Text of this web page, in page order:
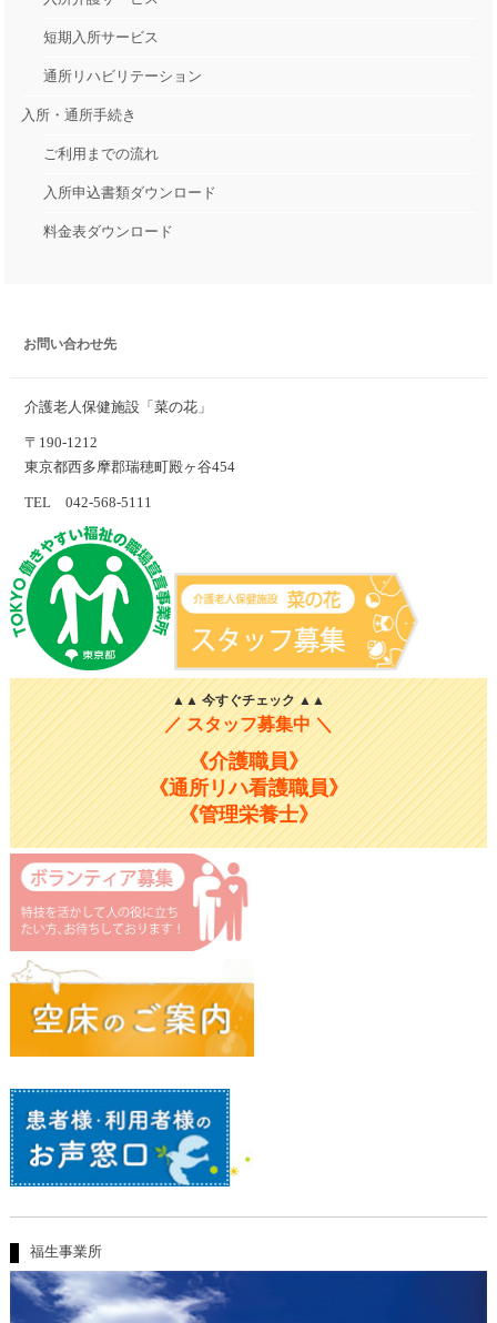
短期入所サービス
通所リハビリテーション
入所・通所手続き
ご利用までの流れ
入所申込書類ダウンロード
料金表ダウンロード
お問い合わせ先
介護老人保健施設「菜の花」
〒190-1212
東京都西多摩郡瑞穂町殿ヶ谷454
TEL 042-568-5111
▲▲ 今すぐチェック ▲▲
／ スタッフ募集中 ＼
《介護職員》
《通所リハ看護職員》
《管理栄養士》
福生事業所